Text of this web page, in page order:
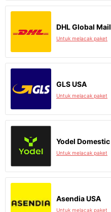
DHL Global Mail
Untuk melacak paket
GLS USA
Untuk melacak paket
Yodel Domestic
Untuk melacak paket
Asendia USA
Untuk melacak paket